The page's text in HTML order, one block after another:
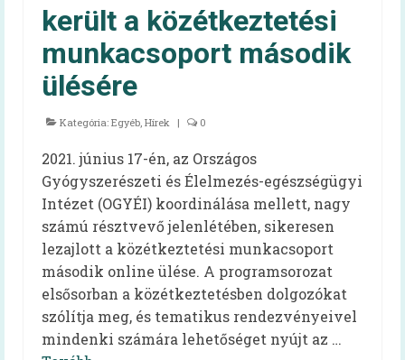
Intézménytípusonkénti hatályos rendeleti
pontok
Diétás étkeztetés
Iskolai táplálkozás-egészségügyi
környezetfelmérés
Óvodai táplálkozás-egészségügyi
felmérés
Videók
Mindent a menzáról videók
került a közétkeztetési
munkacsoport második
ülésére
Kategória: Egyéb, Hírek | 0
2021. június 17-én, az Országos
Gyógyszerészeti és Élelmezés-egészségügyi
Intézet (OGYÉI) koordinálása mellett, nagy
számú résztvevő jelenlétében, sikeresen
lezajlott a közétkeztetési munkacsoport
második online ülése. A programsorozat
elsősorban a közétkeztetésben dolgozókat
szólítja meg, és tematikus rendezvényeivel
mindenki számára lehetőséget nyújt az …